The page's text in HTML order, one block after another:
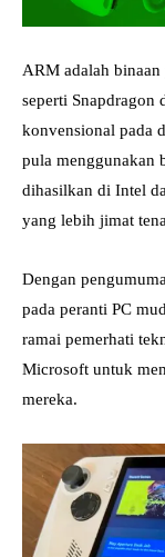
ARM adalah
seperti Snapdragon
konvensional pada
pula menggunakan
dihasilkan di Intel
yang lebih jimat
Dengan
pada peranti PC
ramai pemerhati
Microsoft untuk
mereka.